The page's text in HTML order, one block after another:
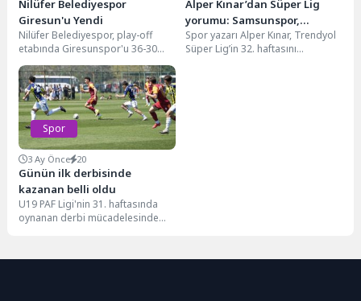
Nilüfer Belediyespor
Giresun'u Yendi
Nilüfer Belediyespor, play-off
etabında Giresunspor'u 36-30
mağlup etti.
Alper Kınar’dan Süper Lig
yorumu: Samsunspor,
Galatasaray’ın ağzının tadını
kaçırdı
Spor yazarı Alper Kınar, Trendyol
Süper Lig’in 32. haftasını
Spor
3 Ay Önce 20
Günün ilk derbisinde
kazanan belli oldu
U19 PAF Ligi'nin 31. haftasında
oynanan derbi mücadelesinde